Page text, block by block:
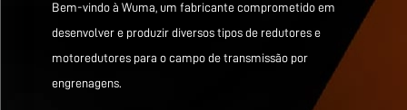
Bem-vindo à Wuma, um fabricante comprometido em
desenvolver e produzir diversos tipos de redutores e
motoredutores para o campo de transmissão por
engrenagens.